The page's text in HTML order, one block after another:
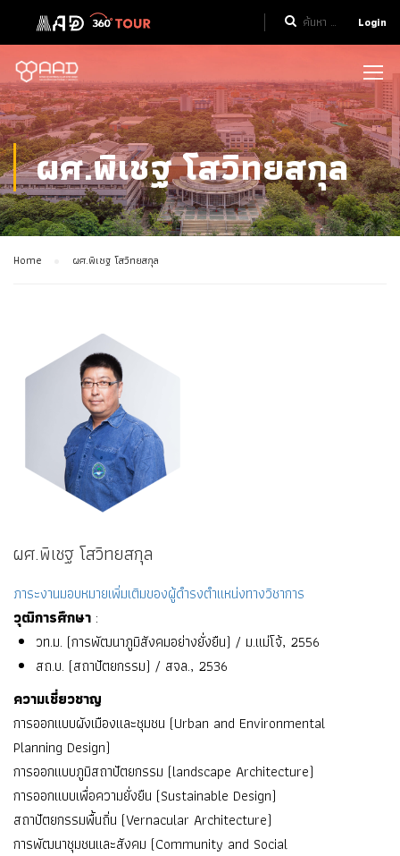
Login
ผศ.พิเชฐ โสวิทยสกุล
Home ผศ.พิเชฐ โสวิทยสกุล
ผศ.พิเชฐ โสวิทยสกุล
ภาระงานมอบหมายเพิ่มเติมของผู้ดำรงตำแหน่งทางวิชาการ
วุฒิการศึกษา :
วท.ม. (การพัฒนาภูมิสังคมอย่างยั่งยืน) / ม.แม่โจ้, 2556
สถ.บ. (สถาปัตยกรรม) / สจล., 2536
ความเชี่ยวชาญ
การออกแบบผังเมืองและชุมชน (Urban and Environmental
Planning Design)
การออกแบบภูมิสถาปัตยกรรม (landscape Architecture)
การออกแบบเพื่อความยั่งยืน (Sustainable Design)
สถาปัตยกรรมพื้นถิ่น (Vernacular Architecture)
การพัฒนาชุมชนและสังคม (Community and Social